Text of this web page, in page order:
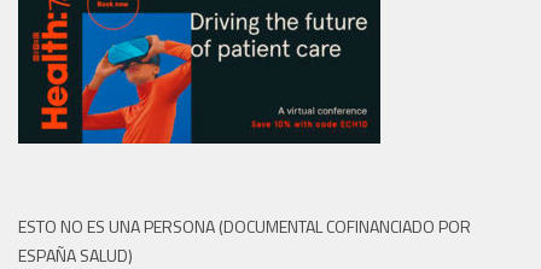
ESTO NO ES UNA PERSONA (DOCUMENTAL COFINANCIADO POR
ESPAÑA SALUD)